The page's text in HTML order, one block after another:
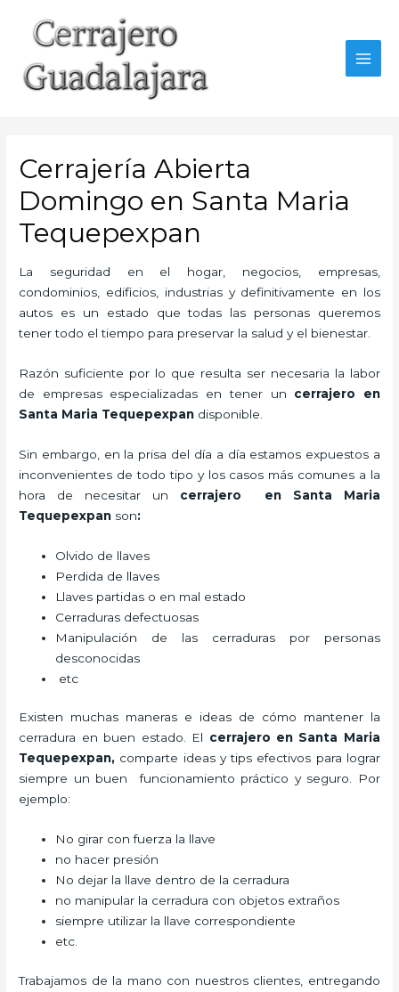
contenido
Cerrajería Abierta
Domingo en Santa Maria
Tequepexpan
La seguridad en el hogar, negocios, empresas,
condominios, edificios, industrias y definitivamente en los
autos es un estado que todas las personas queremos
tener todo el tiempo para preservar la salud y el bienestar.
Razón suficiente por lo que resulta ser necesaria la labor
de empresas especializadas en tener un cerrajero en
Santa Maria Tequepexpan disponible.
Sin embargo, en la prisa del día a día estamos expuestos a
inconvenientes de todo tipo y los casos más comunes a la
hora de necesitar un cerrajero en Santa Maria
Tequepexpan son:
Olvido de llaves
Perdida de llaves
Llaves partidas o en mal estado
Cerraduras defectuosas
Manipulación de las cerraduras por personas
desconocidas
etc
Existen muchas maneras e ideas de cómo mantener la
cerradura en buen estado. El cerrajero en Santa Maria
Tequepexpan, comparte ideas y tips efectivos para lograr
siempre un buen funcionamiento práctico y seguro. Por
ejemplo:
No girar con fuerza la llave
no hacer presión
No dejar la llave dentro de la cerradura
no manipular la cerradura con objetos extraños
siempre utilizar la llave correspondiente
etc.
Trabajamos de la mano con nuestros clientes, entregando